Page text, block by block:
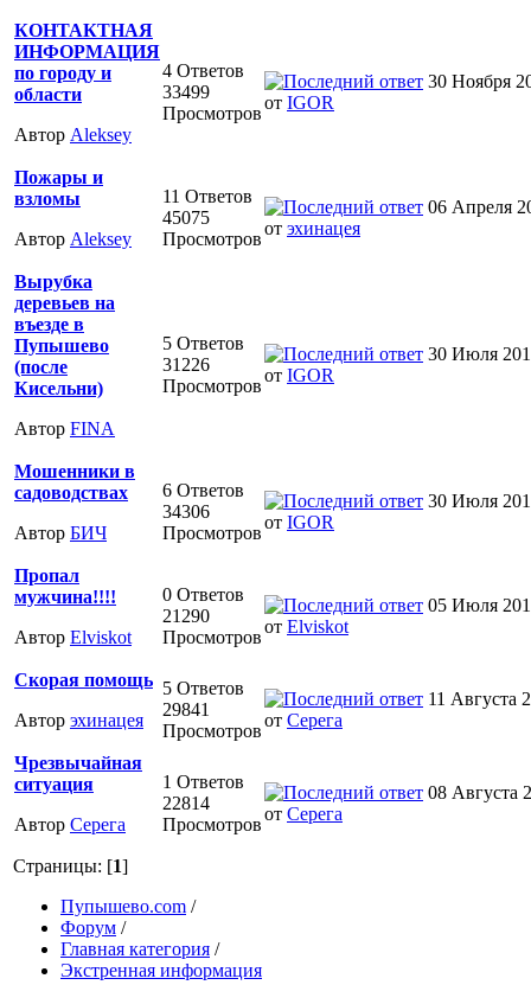
КОНТАКТНАЯ
ИНФОРМАЦИЯ
по городу и
области
Автор Aleksey
4 Ответов
33499
Просмотров
30 Ноября
от IGOR
Пожары и
взломы
Автор Aleksey
11 Ответов
45075
Просмотров
06 Апреля
от эхинацея
Вырубка
деревьев на
въезде в
Пупышево
(после
Кисельни)
Автор FINA
5 Ответов
31226
Просмотров
30 Июля
от IGOR
Мошенники в
садоводствах
Автор БИЧ
6 Ответов
34306
Просмотров
30 Июля
от IGOR
Пропал
мужчина!!!!
Автор Elviskot
0 Ответов
21290
Просмотров
05 Июля
от Elviskot
Скорая помощь
Автор эхинацея
5 Ответов
29841
Просмотров
11 Августа
от Серега
Чрезвычайная
ситуация
Автор Серега
1 Ответов
22814
Просмотров
08 Августа
от Серега
Страницы: [1]
Пупышево.com /
Форум /
Главная категория /
Экстренная информация